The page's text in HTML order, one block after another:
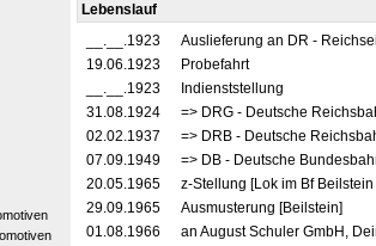
Lebenslauf
__.__.1923
Auslieferung an DR -
19.06.1923
Probefahrt
__.__.1923
Indienststellung
31.08.1924
=> DRG - Deutsche
02.02.1937
=> DRB - Deutsche
07.09.1949
=> DB - Deutsche
20.05.1965
z-Stellung [Lok im Bf Beilstein
29.09.1965
Ausmusterung [Beilstein]
01.08.1966
an August Schuler GmbH,